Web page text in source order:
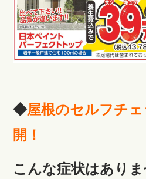
◆屋根のセルフチ
開 ！
こんな症状はあり